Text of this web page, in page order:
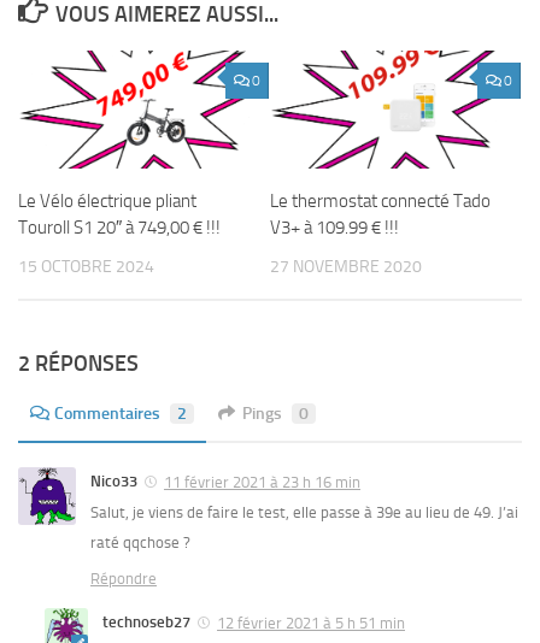
VOUS AIMEREZ AUSSI...
0
Le Vélo électrique pliant
Touroll S1 20″ à 749,00 € !!!
15 OCTOBRE 2024
0
Le thermostat connecté Tado
V3+ à 109.99 € !!!
27 NOVEMBRE 2020
2 RÉPONSES
Commentaires 2 Pings 0
Nico33
11 février 2021 à 23 h 16 min
Salut, je viens de faire le test, elle passe à 39e au lieu de 49. J’ai
raté qqchose ?
Répondre
technoseb27
12 février 2021 à 5 h 51 min